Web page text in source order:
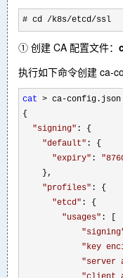
# cd /k8s/etcd/ssl
① 创建 CA 配置文件：
执行如下命令创建 ca-
cat > ca-config.json
{
"signing" : {
"default" : {
"expiry" : "
    },
"profiles" : {
"etcd" : {
"usages" : [
"signing
" key
"server